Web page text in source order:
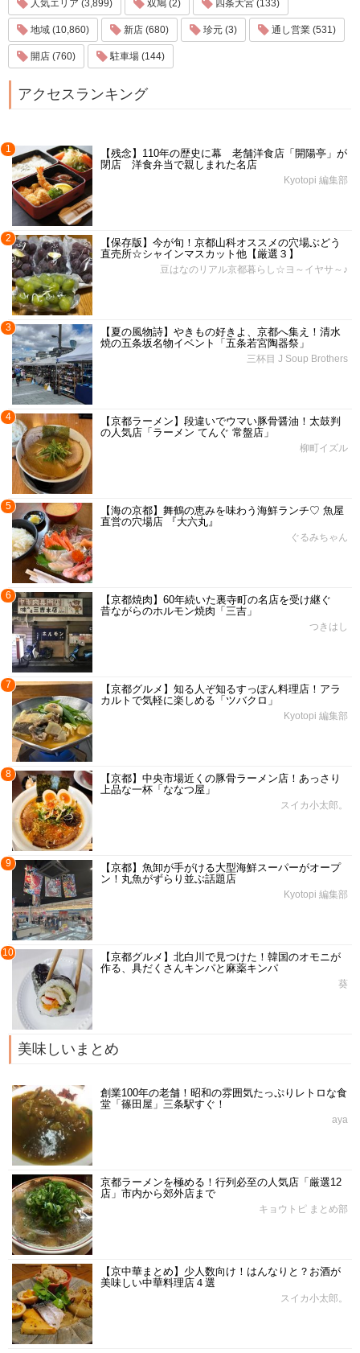
人気エリア (3,899) 双鳩 (2) 四条大宮 (133)
地域 (10,860) 新店 (680) 珍元 (3) 通し営業 (531)
開店 (760) 駐車場 (144)
アクセスランキング
1
【残念】110年の歴史に幕 老舗洋食店「開陽亭」が
閉店 洋食弁当で親しまれた名店
Kyotopi 編集部
2
【保存版】今が旬！京都山科オススメの穴場ぶどう
直売所☆シャインマスカット他【厳選３】
豆はなのリアル京都暮らし☆ヨ～イヤサ～♪
3
【夏の風物詩】やきもの好きよ、京都へ集え！清水
焼の五条坂名物イベント「五条若宮陶器祭」
三杯目 J Soup Brothers
4
【京都ラーメン】段違いでウマい豚骨醤油！太鼓判
の人気店「ラーメン てんぐ 常盤店」
柳町イズル
5
【海の京都】舞鶴の恵みを味わう海鮮ランチ♡ 魚屋
直営の穴場店 『大六丸』
ぐるみちゃん
6
【京都焼肉】60年続いた裏寺町の名店を受け継ぐ
昔ながらのホルモン焼肉「三吉」
つきはし
7
【京都グルメ】知る人ぞ知るすっぽん料理店！アラ
カルトで気軽に楽しめる「ツバクロ」
Kyotopi 編集部
8
【京都】中央市場近くの豚骨ラーメン店！あっさり
上品な一杯「ななつ屋」
スイカ小太郎。
9
【京都】魚卸が手がける大型海鮮スーパーがオープ
ン！丸魚がずらり並ぶ話題店
Kyotopi 編集部
10
【京都グルメ】北白川で見つけた！韓国のオモニが
作る、具だくさんキンパと麻薬キンパ
葵
美味しいまとめ
創業100年の老舗！昭和の雰囲気たっぷりレトロな食
堂「篠田屋」三条駅すぐ！
aya
京都ラーメンを極める！行列必至の人気店「厳選12
店」市内から郊外店まで
キョウトピ まとめ部
【京中華まとめ】少人数向け！はんなりと？お酒が
美味しい中華料理店４選
スイカ小太郎。